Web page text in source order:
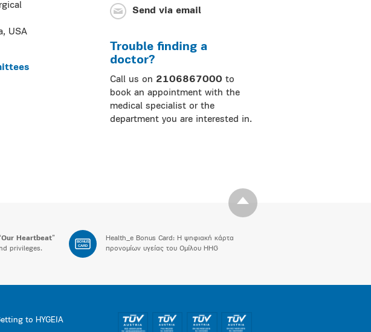
USA
Send via email
Trouble finding a
doctor?
Call us on 2106867000 to
book an appointment with the
medical specialist or the
department you are interested in.
Our Heartbeat”
privileges.
BONUS
CARD
Health_e Bonus Card: H ψηφιακή κάρτα
προνομίων υγείας του Ομίλου HHG
to HYGEIA